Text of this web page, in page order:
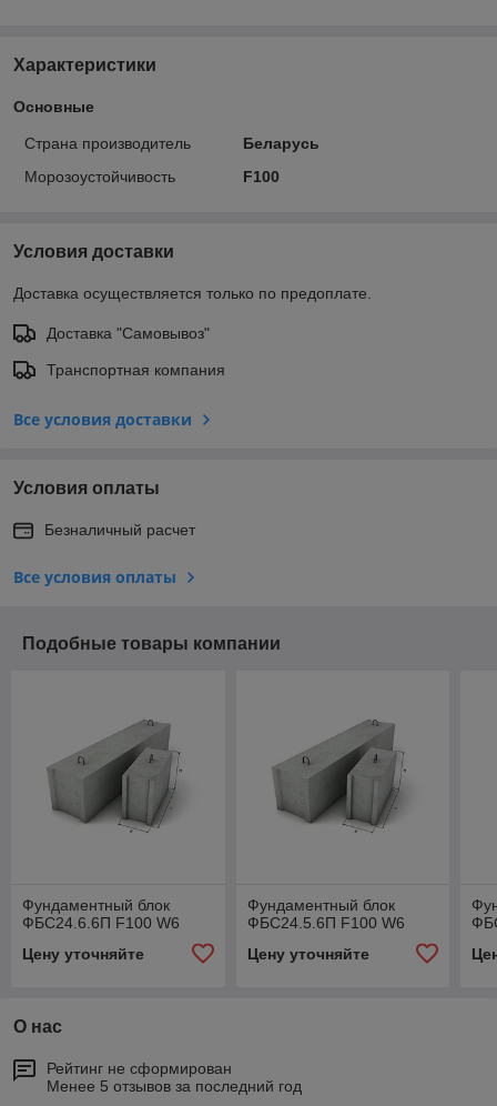
Характеристики
Основные
Страна производитель
Беларусь
Морозоустойчивость
F100
Условия доставки
Доставка осуществляется только по предоплате.
Доставка "Самовывоз"
Транспортная компания
Все условия доставки
Условия оплаты
Безналичный расчет
Все условия оплаты
Подобные товары компании
Фундаментный блок
ФБС24.6.6П F100 W6
Цену уточняйте
Фундаментный блок
ФБС24.5.6П F100 W6
Цену уточняйте
О нас
Рейтинг не сформирован
Менее 5 отзывов за последний год